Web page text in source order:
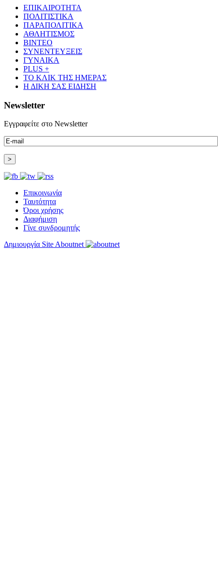
ΕΠΙΚΑΙΡΟΤΗΤΑ
ΠΟΛΙΤΙΣΤΙΚΑ
ΠΑΡΑΠΟΛΙΤΙΚΑ
ΑΘΛΗΤΙΣΜΟΣ
ΒΙΝΤΕΟ
ΣΥΝΕΝΤΕΥΞΕΙΣ
ΓΥΝΑΙΚΑ
PLUS +
ΤΟ ΚΛΙΚ ΤΗΣ ΗΜΕΡΑΣ
Η ΔΙΚΗ ΣΑΣ ΕΙΔΗΣΗ
Newsletter
Εγγραφείτε στο Newsletter
Επικοινωνία
Ταυτότητα
Όροι χρήσης
Διαφήμιση
Γίνε συνδρομητής
Δημιουργία Site Aboutnet